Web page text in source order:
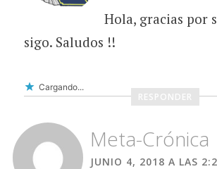
Hola, gracias por
sigo. Saludos !!
Cargando...
RESPONDER
Meta-Crónica
JUNIO 4, 2018 A LAS